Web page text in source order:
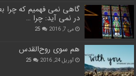
گاهی نمی فهمیم که چرا
در نمی آید: چرا …
می 7, 2016 25
هم سوی روح‌القدس
آوریل 24, 2016 25